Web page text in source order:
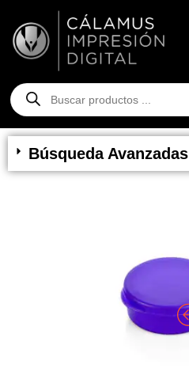
Búsqueda Avanzadas